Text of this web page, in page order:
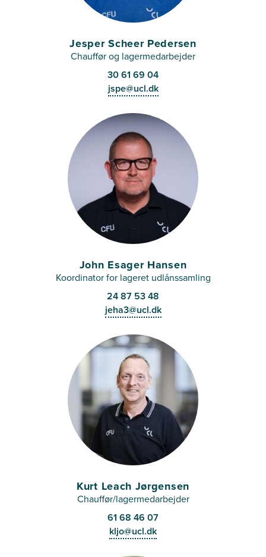
Jesper Scheer Pedersen
Chauffør og lagermedarbejder
30 61 69 04
jspe@ucl.dk
John Esager Hansen
Koordinator for lageret udlånssamling
24 87 53 48
jeha3@ucl.dk
Kurt Leach Jørgensen
Chauffør/lagermedarbejder
61 68 46 07
kljo@ucl.dk